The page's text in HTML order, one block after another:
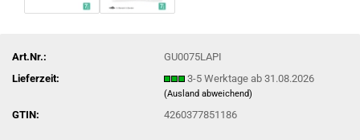
Art.Nr.:
GU0075LAPI
Lieferzeit:
3-5 Werktage ab 31.08.2026
(Ausland abweichend)
GTIN: 4260377851186